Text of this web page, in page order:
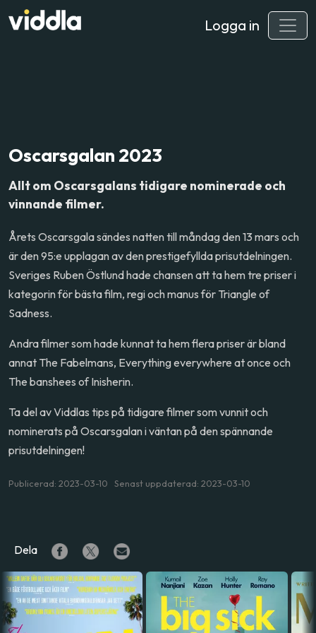
Logga in
Oscarsgalan 2023
Allt om Oscarsgalans tidigare nominerade och
vinnande filmer.
Årets Oscarsgala sändes natten till måndag den 13 mars och
är den 95:e upplagan av den prestigefyllda prisutdelningen.
Sveriges Ruben Östlund hade chansen att ta hem tre priser i
kategorin för bästa film, regi och manus för Triangle of
Sadness.
Andra filmer som hade kunnat ta hem flera priser är bland
annat The Fabelmans, Everything everywhere at once och
The banshees of Inisherin.
Ta del av Viddlas tips på tidigare filmer som vunnit och
nominerats på Oscarsgalan i väntan på den spännande
prisutdelningen!
Publicerad: 2023-03-10 Senast uppdaterad: 2023-03-10
Dela